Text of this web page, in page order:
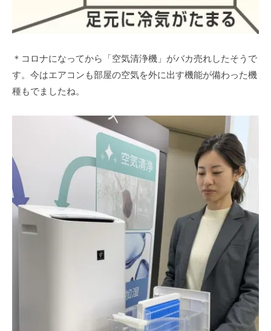
＊コロナになってから「空気清浄機」がバカ売れしたそうで
す。今はエアコンも部屋の空気を外に出す機能が備わった機
種もでましたね。